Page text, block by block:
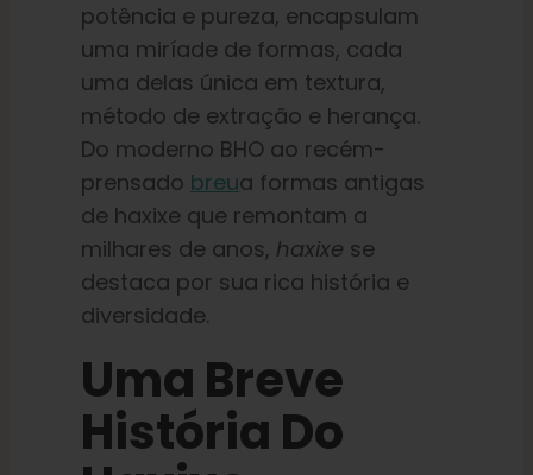
Contato
Loja
Português Brasileiro
Procurar
por:
potência e pureza, encapsulam
uma miríade de formas, cada
uma delas única em textura,
método de extração e herança.
Do moderno BHO ao recém-
prensado breua formas antigas
de haxixe que remontam a
milhares de anos, haxixe se
destaca por sua rica história e
diversidade.
Uma Breve
História Do